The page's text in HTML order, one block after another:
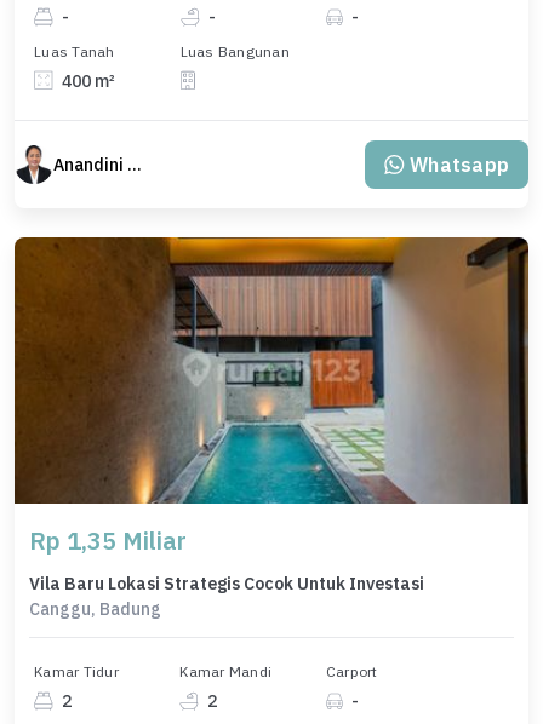
- - -
Luas Tanah
400 m²
Luas Bangunan
Anandini Property Whatsapp
Rp 1,35 Miliar
Vila Baru Lokasi Strategis Cocok Untuk Investasi
Canggu, Badung
Kamar Tidur
2
Kamar Mandi
2
Carport
-